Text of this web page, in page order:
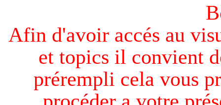
Afin d'avoir accés au
et topics il convient
prérempli cela vous